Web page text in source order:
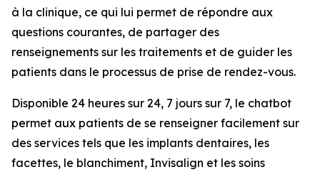
à la clinique, ce qui lui permet de répondre aux
questions courantes, de partager des
renseignements sur les traitements et de guider les
patients dans le processus de prise de rendez-vous.
Disponible 24 heures sur 24, 7 jours sur 7, le chatbot
permet aux patients de se renseigner facilement sur
des services tels que les implants dentaires, les
facettes, le blanchiment, Invisalign et les soins